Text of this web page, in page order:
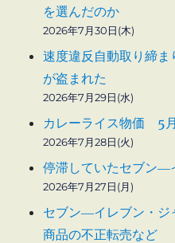
を選んだのか
2026年7月30日(木)
速度違反自動取り締ま
が盗まれた
2026年7月29日(水)
カレーライス物価 5
2026年7月28日(火)
停滞していたセブン―
2026年7月27日(月)
セブン―イレブン・
商品の不正転売など